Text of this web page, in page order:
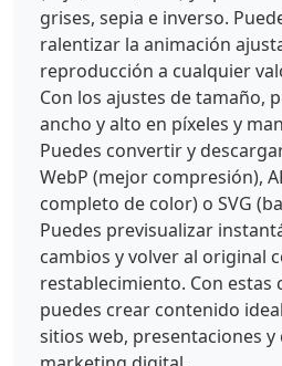
grises, sepia e inverso.
ralentizar la animación
reproducción a cualquier
Con los ajustes de tamaño,
ancho y alto en píxeles y
Puedes convertir y
WebP (mejor compresión),
completo de color) o SVG
Puedes previsualizar
cambios y volver al original
restablecimiento. Con estas
puedes crear contenido
sitios web, presentaciones y